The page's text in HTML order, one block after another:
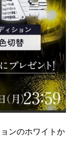
ンのホワイトか